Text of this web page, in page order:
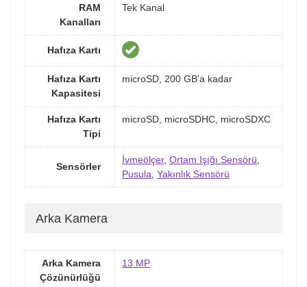
RAM
Kanalları
Tek Kanal
Hafıza Kartı
Hafıza Kartı
Kapasitesi
microSD, 200 GB'a kadar
Hafıza Kartı
Tipi
microSD, microSDHC, microSDXC
Sensörler
İvmeölçer, Ortam Işığı Sensörü
Pusula Yakınlık Sensörü
Arka Kamera
Arka Kamera
Çözünürlüğü
13 MP